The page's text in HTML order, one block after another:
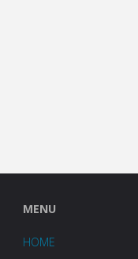
MENU
HOME